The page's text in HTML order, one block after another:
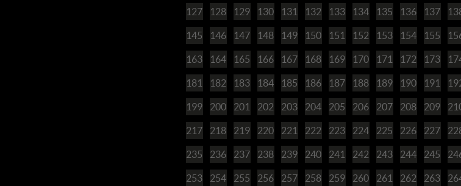
127 128 129 130 131 132 133 134 135 136 137
145 146 147 148 149 150 151 152 153 154 155
163 164 165 166 167 168 169 170 171 172 173
181 182 183 184 185 186 187 188 189 190 191
199 200 201 202 203 204 205 206 207 208 209
217 218 219 220 221 222 223 224 225 226 227
235 236 237 238 239 240 241 242 243 244 245
253 254 255 256 257 258 259 260 261 262 263